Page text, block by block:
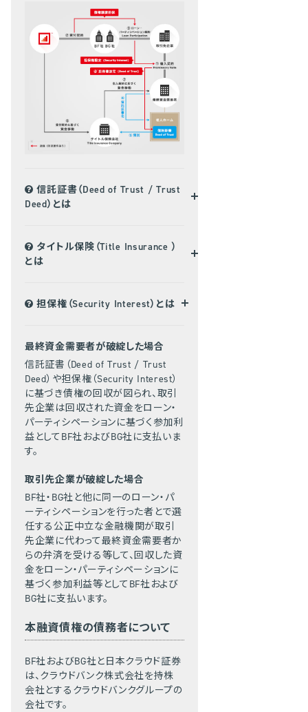
信託証書（Deed of Trust / Trust
Deed）とは
タイトル保険（Title Insurance ）
とは
担保権（Security Interest）とは
最終資金需要者が破綻した場合
信託証書（Deed of Trust / Trust
Deed）や担保権（Security Interest）
に基づき債権の回収が図られ、取引
先企業は回収された資金をローン・
パーティシペーションに基づく参加利
益としてBF社およびBG社に支払いま
す。
取引先企業が破綻した場合
BF社・BG社と他に同一のローン・パ
ーティシペーションを行った者とで選
任する公正中立な金融機関が取引
先企業に代わって最終資金需要者か
らの弁済を受ける等して、回収した資
金をローン・パーティシペーションに
基づく参加利益等としてBF社および
BG社に支払います。
本融資債権の債務者について
BF社およびBG社と日本クラウド証券
は、クラウドバンク株式会社を持株
会社とするクラウドバンクグループの
会社です。